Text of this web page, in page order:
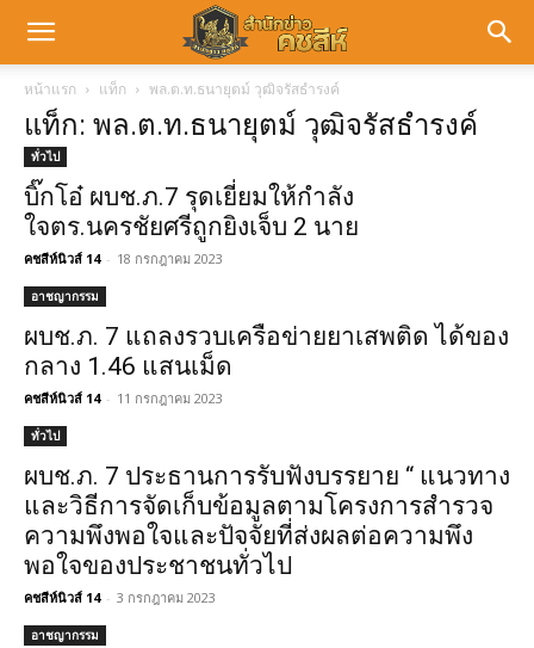
หน้าแรก แท็ก พล.ต.ท.ธนายุตม์ วุฒิจรัสธำรงค์
แท็ก: พล.ต.ท.ธนายุตม์ วุฒิจรัสธำรงค์
ทั่วไป
บิ๊กโอ๋ ผบช.ภ.7 รุดเยี่ยมให้กำลัง
ใจตร.นครชัยศรีถูกยิงเจ็บ 2 นาย
คชสีห์นิวส์ 14 - 18 กรกฎาคม 2023
อาชญากรรม
ผบช.ภ. 7 แถลงรวบเครือข่ายยาเสพติด ได้ของ
กลาง 1.46 แสนเม็ด
คชสีห์นิวส์ 14 - 11 กรกฎาคม 2023
ทั่วไป
ผบช.ภ. 7 ประธานการรับฟังบรรยาย “ แนวทาง
และวิธีการจัดเก็บข้อมูลตามโครงการสำรวจ
ความพึงพอใจและปัจจัยที่ส่งผลต่อความพึง
พอใจของประชาชนทั่วไป
คชสีห์นิวส์ 14 - 3 กรกฎาคม 2023
อาชญากรรม